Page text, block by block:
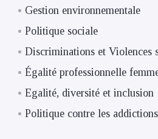
Gestion environnementale
Politique sociale
Discriminations et Violences
Égalité professionnelle
Egalité, diversité et inclusion
Politique contre les addictions